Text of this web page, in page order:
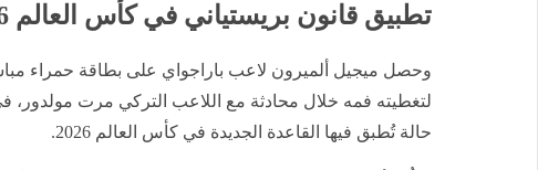
قرارات جديدة لدعم النقل الجماعي في مطروح، ترخيص 10 سيارات أجرة لخط سيوة
تطبيق قانون بريستياني في كأس العالم 2026
وحصل ميجيل ألميرون لاعب باراجواي على بطاقة حمراء
لتغطيته فمه خلال محادثة مع اللاعب التركي مرت مولدور،
حالة تُطبق فيها القاعدة الجديدة في كأس العالم 2026.